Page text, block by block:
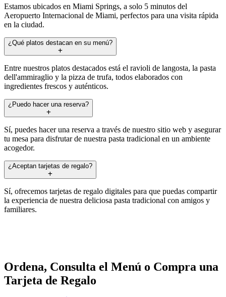
Estamos ubicados en Miami Springs, a solo 5 minutos del
Aeropuerto Internacional de Miami, perfectos para una visita rápida
en la ciudad.
¿Qué platos destacan en su menú?
Entre nuestros platos destacados está el ravioli de langosta, la pasta
dell'ammiraglio y la pizza de trufa, todos elaborados con
ingredientes frescos y auténticos.
¿Puedo hacer una reserva?
Sí, puedes hacer una reserva a través de nuestro sitio web y asegurar
tu mesa para disfrutar de nuestra pasta tradicional en un ambiente
acogedor.
¿Aceptan tarjetas de regalo?
Sí, ofrecemos tarjetas de regalo digitales para que puedas compartir
la experiencia de nuestra deliciosa pasta tradicional con amigos y
familiares.
Ordena, Consulta el Menú o Compra una
Tarjeta de Regalo